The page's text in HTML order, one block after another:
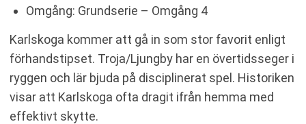
Omgång: Grundserie – Omgång 4
Karlskoga kommer att gå in som stor favorit enligt
förhandstipset. Troja/Ljungby har en övertidsseger i
ryggen och lär bjuda på disciplinerat spel. Historiken
visar att Karlskoga ofta dragit ifrån hemma med
effektivt skytte.